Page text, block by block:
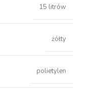
15 litrów
żółty
polietylen